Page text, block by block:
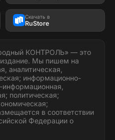
Скачать в
RuStore
КОНТРОЛЬ» — это
Мы пишем на
аналитическая,
информационно-
политическая;
в соответствии
Федерации о